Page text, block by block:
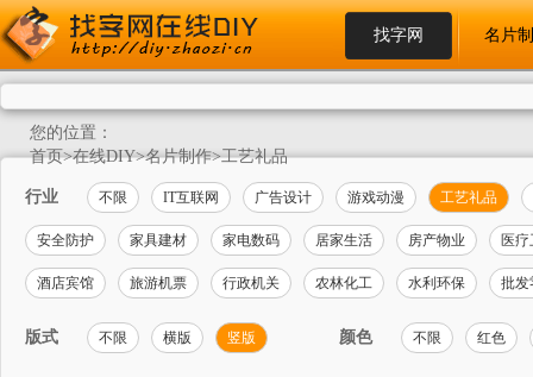
找字网 名片
您的位置：
首页>在线DIY>名片制作>工艺礼品
行业 不限 IT互联网 广告设计 游戏动漫 工艺礼品
安全防护 家具建材 家电数码 居家生活 房产物业 医
酒店宾馆 旅游机票 行政机关 农林化工 水利环保 批发
版式 不限 横版 竖版 颜色 不限 红色